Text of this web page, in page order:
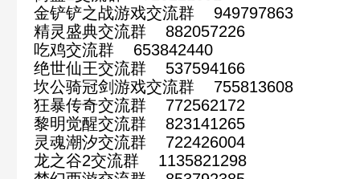
金铲铲之战游戏交流群 949797863
精灵盛典交流群 882057226
吃鸡交流群 653842440
绝世仙王交流群 537594166
坎公骑冠剑游戏交流群 755813608
狂暴传奇交流群 772562172
黎明觉醒交流群 823141265
灵魂潮汐交流群 722426004
龙之谷2交流群 1135821298